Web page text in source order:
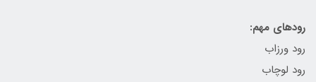
رودهای مهم:
رود ورزاب
رود لوچاب